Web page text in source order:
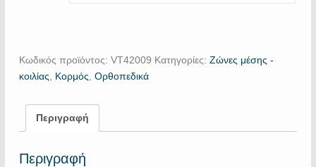
Κωδικός προϊόντος: VT42009 Κατηγορίες: Ζώνες μέσης -
κοιλίας
Κορμός Ορθοπεδικά
Περιγραφή
Περιγραφή